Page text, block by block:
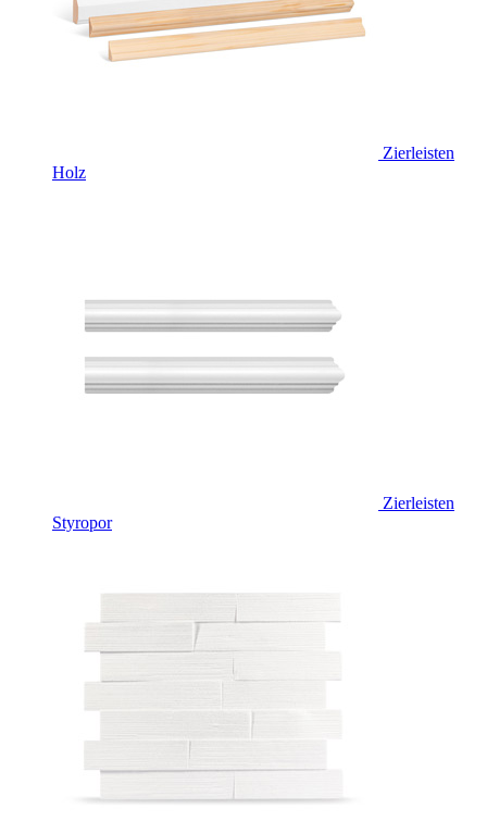
Zierleisten
Holz
Zierleisten
Styropor